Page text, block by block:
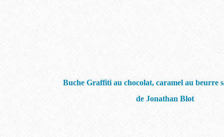
Buche Graffiti au chocolat, caramel au beurre
de Jonathan Blot